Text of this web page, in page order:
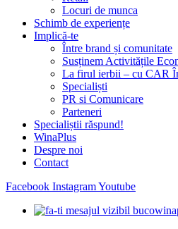
Locuri de munca
Schimb de experiențe
Implică-te
Între brand și comunitate
Susținem Activitățile
La firul ierbii – cu CAR
Specialiști
PR si Comunicare
Parteneri
Specialiștii răspund!
WinaPlus
Despre noi
Contact
Facebook InstagramYoutube